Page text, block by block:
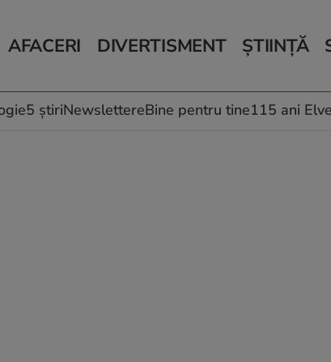
AFACERI
Auto
Locuri de muncă
DIVERTISMENT
Horoscop
Muzică și Filme
ȘTIINȚĂ
Schimbări
5 știriNewslettereBine pentru tine115 ani